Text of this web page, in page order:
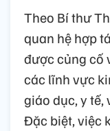
Theo Bí thư
quan hệ hợp
được củng cố
các lĩnh vực
giáo dục, y tế,
Đặc biệt, việc